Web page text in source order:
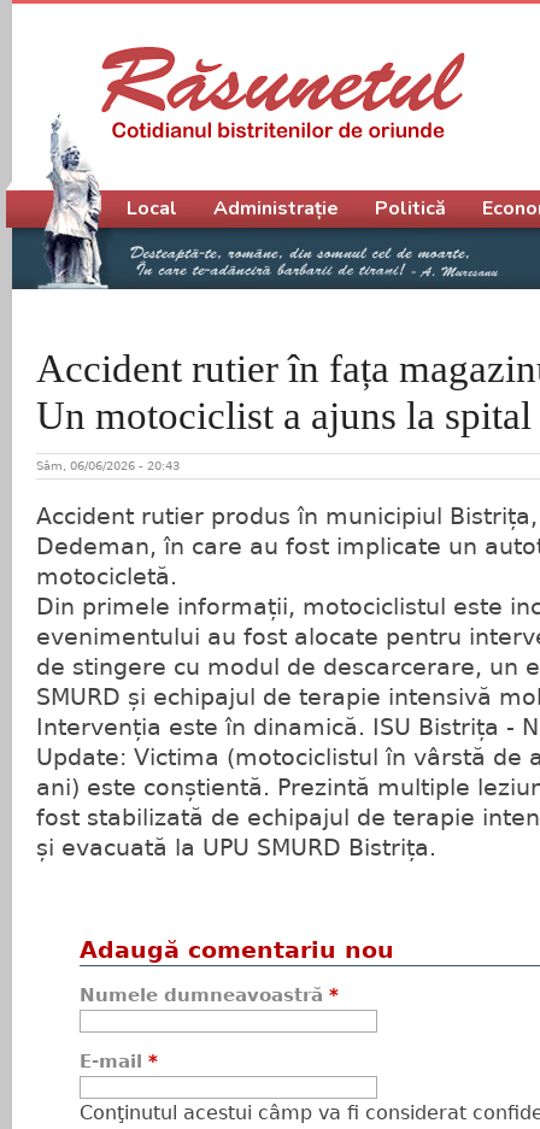
Accident rutier în fața
Un motociclist a ajuns la spital
Sâm, 06/06/2026 - 20:43
Accident rutier produs în municipiul
Dedeman, în care au fost implicate un
motocicletă.
Din primele informații, motociclistul este
evenimentului au fost alocate pentru
de stingere cu modul de descarcerare, un
SMURD și echipajul de terapie intensivă
Intervenția este în dinamică. ISU Bistrița -
Update: Victima (motociclistul în vârstă de
ani) este conștientă. Prezintă multiple
fost stabilizată de echipajul de terapie
și evacuată la UPU SMURD Bistrița.
Adaugă comentariu nou
Numele dumneavoastră *
E-mail *
Conţinutul acestui câmp va fi considerat
Meniu principal
Local Administrație Politică